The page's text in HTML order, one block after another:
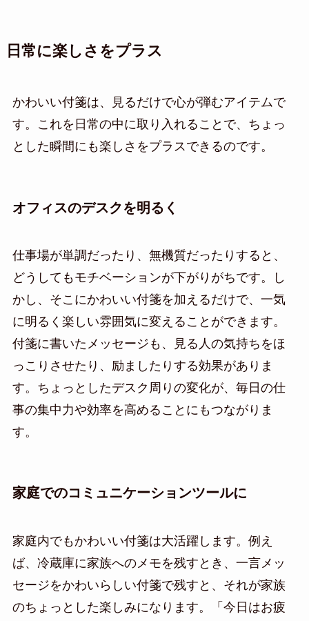
日常に楽しさをプラス
かわいい付箋は、見るだけで心が弾むアイテムで
す。これを日常の中に取り入れることで、ちょっ
とした瞬間にも楽しさをプラスできるのです。
オフィスのデスクを明るく
仕事場が単調だったり、無機質だったりすると、
どうしてもモチベーションが下がりがちです。し
かし、そこにかわいい付箋を加えるだけで、一気
に明るく楽しい雰囲気に変えることができます。
付箋に書いたメッセージも、見る人の気持ちをほ
っこりさせたり、励ましたりする効果がありま
す。ちょっとしたデスク周りの変化が、毎日の仕
事の集中力や効率を高めることにもつながりま
す。
家庭でのコミュニケーションツールに
家庭内でもかわいい付箋は大活躍します。例え
ば、冷蔵庫に家族へのメモを残すとき、一言メッ
セージをかわいらしい付箋で残すと、それが家族
のちょっとした楽しみになります。「今日はお疲